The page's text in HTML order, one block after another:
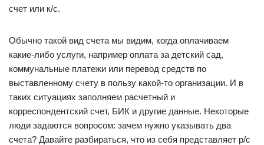
счет или к/с.
Обычно такой вид счета мы видим, когда оплачиваем
какие-либо услуги, например оплата за детский сад,
коммунальные платежи или перевод средств по
выставленному счету в пользу какой-то организации. И в
таких ситуациях заполняем расчетный и
корреспондентский счет, БИК и другие данные. Некоторые
люди задаются вопросом: зачем нужно указывать два
счета? Давайте разбираться, что из себя представляет р/с